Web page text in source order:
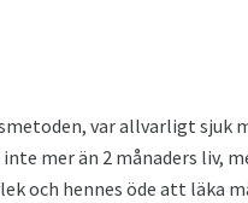
var allvarligt sjuk
mer än 2 månaders liv,
och hennes öde att läka